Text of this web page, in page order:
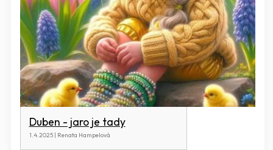
Duben - jaro je tady
1.4.2025 | Renata Hampelová